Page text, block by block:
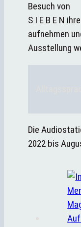
Besuch von
S I E B E N
aufnehmen
Ausstellung
Die
2022 bis